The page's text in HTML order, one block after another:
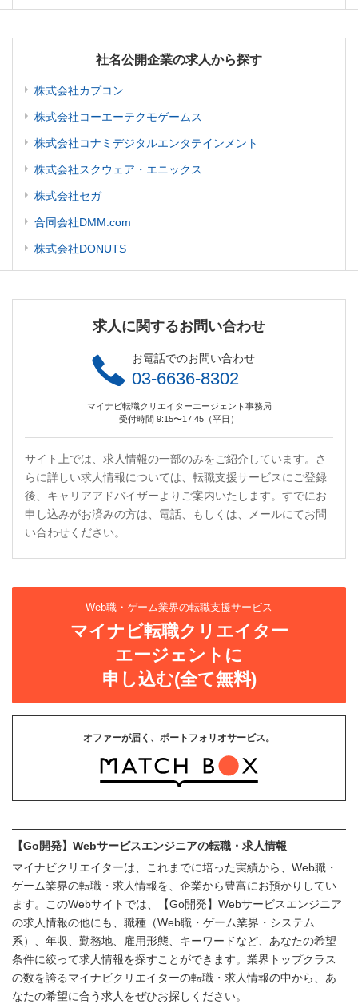
社名公開企業の求人から探す
株式会社カプコン
株式会社コーエーテクモゲームス
株式会社コナミデジタルエンタテインメント
株式会社スクウェア・エニックス
株式会社セガ
合同会社DMM.com
株式会社DONUTS
求人に関するお問い合わせ
お電話でのお問い合わせ
03-6636-8302
マイナビ転職クリエイターエージェント事務局
受付時間 9:15〜17:45（平日）
サイト上では、求人情報の一部のみをご紹介しています。さ
らに詳しい求人情報については、転職支援サービスにご登録
後、キャリアアドバイザーよりご案内いたします。すでにお
申し込みがお済みの方は、電話、もしくは、メールにてお問
い合わせください。
Web職・ゲーム業界の転職支援サービス
マイナビ転職クリエイター
エージェントに
申し込む(全て無料)
オファーが届く、ポートフォリオサービス。
【Go開発】Webサービスエンジニアの転職・求人情報
マイナビクリエイターは、これまでに培った実績から、Web職・
ゲーム業界の転職・求人情報を、企業から豊富にお預かりしてい
ます。このWebサイトでは、【Go開発】Webサービスエンジニア
の求人情報の他にも、職種（Web職・ゲーム業界・システム
系）、年収、勤務地、雇用形態、キーワードなど、あなたの希望
条件に絞って求人情報を探すことができます。業界トップクラス
の数を誇るマイナビクリエイターの転職・求人情報の中から、あ
なたの希望に合う求人をぜひお探しください。